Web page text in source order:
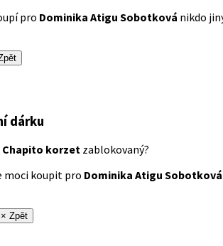
pro Dominika Atigu Sobotková nikdo
dárku
Chapito korzet zablokovaný?
moci koupit pro Dominika Atigu Sobotková
× Zpět